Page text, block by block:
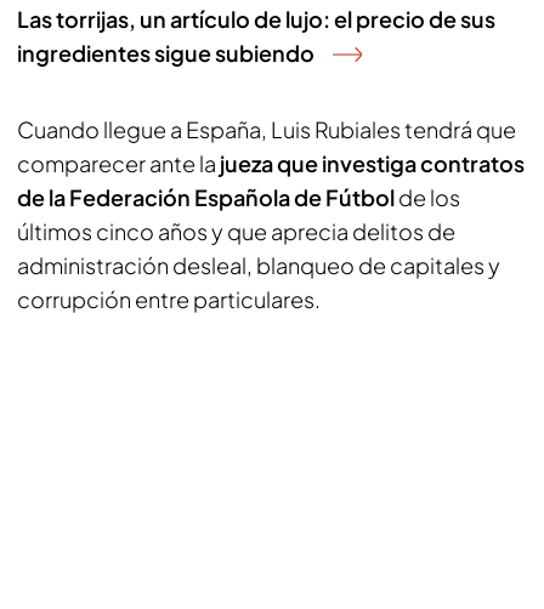
Las torrijas, un artículo de lujo: el precio de sus
ingredientes sigue subiendo
Cuando llegue a España, Luis Rubiales tendrá que
comparecer ante la jueza que investiga contratos
de la Federación Española de Fútbolde los
últimos cinco años y que aprecia delitos de
administración desleal, blanqueo de capitales y
corrupción entre particulares.